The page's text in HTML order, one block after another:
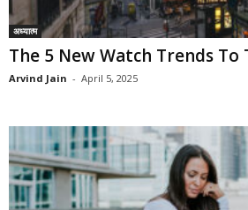
अध्यात्म
The 5 New Watch Trends To
Arvind Jain - April 5, 2025